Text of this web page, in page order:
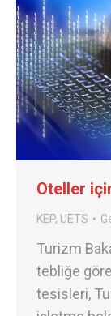
Oteller
KEP, UETS
Turizm
tebliğe
tesisleri,